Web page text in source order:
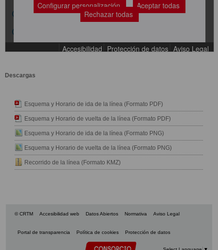
Descargas
Esquema y Horario de ida de la línea (Formato PDF)
Esquema y Horario de vuelta de la línea (Formato PDF)
Esquema y Horario de ida de la línea (Formato PNG)
Esquema y Horario de vuelta de la línea (Formato PNG)
Recorrido de la línea (Formato KMZ)
© CRTM Accesibilidad web Datos Abiertos Normativa Aviso Legal
Portal de transparencia Política de cookies Protección de datos